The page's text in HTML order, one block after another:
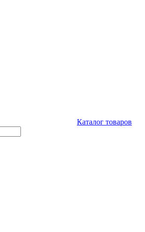
Каталог товаров